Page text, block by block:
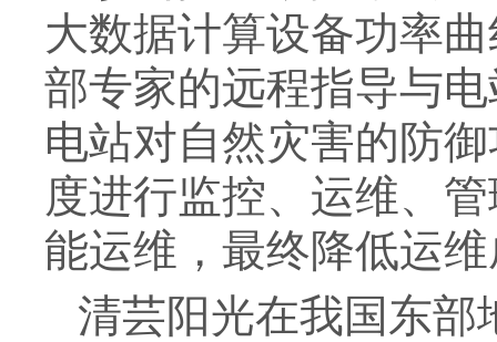
大数据计算设备功率
部专家的远程指导与
电站对自然灾害的防
度进行监控、运维、
能运维，最终降低运
清芸阳光在我国东部